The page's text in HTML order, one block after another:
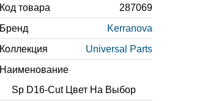
Код товара
287069
Бренд
Kerranova
Коллекция
Universal Parts
Наименование
Sp D16-Cut Цвет На Выбор